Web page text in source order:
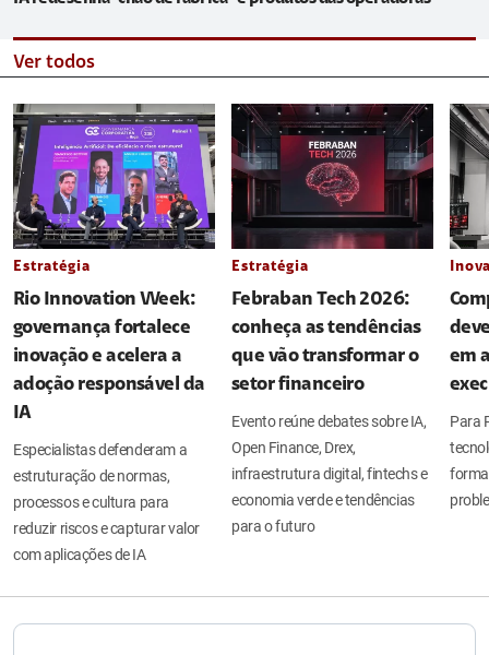
Ver todos
Estratégia
Rio Innovation Week:
governança fortalece
inovação e acelera a
adoção responsável da
IA
Especialistas defenderam a
estruturação de normas,
processos e cultura para
reduzir riscos e capturar valor
com aplicações de IA
Estratégia
Febraban Tech 2026:
conheça as tendências
que vão transformar o
setor financeiro
Evento reúne debates sobre IA,
Open Finance, Drex,
infraestrutura digital, fintechs e
economia verde e tendências
para o futuro
em
Para